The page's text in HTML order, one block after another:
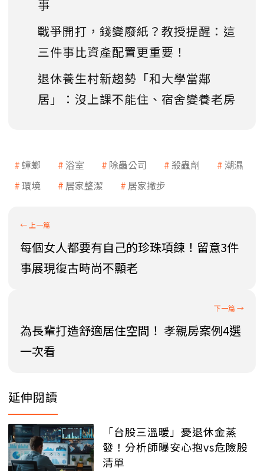
事
戰爭開打，錢變廢紙？教授提醒：這
三件事比資產配置更重要！
退休養生村新趨勢「和大學當鄰
居」：沒上課不能住、宿舍變養老房
蟑螂 浴室 除蟲公司 殺蟲劑
潮濕
環境
居家整潔 居家撇步
每個女人都要有自己的珍珠項鍊！留意3件
事展現復古時尚不顯老
為長輩打造舒適居住空間！ 孝親房案例4選
一次看
延伸閱讀
「台股三溫暖」憂退休金蒸
發！分析師曝安心抱vs危險股
清單